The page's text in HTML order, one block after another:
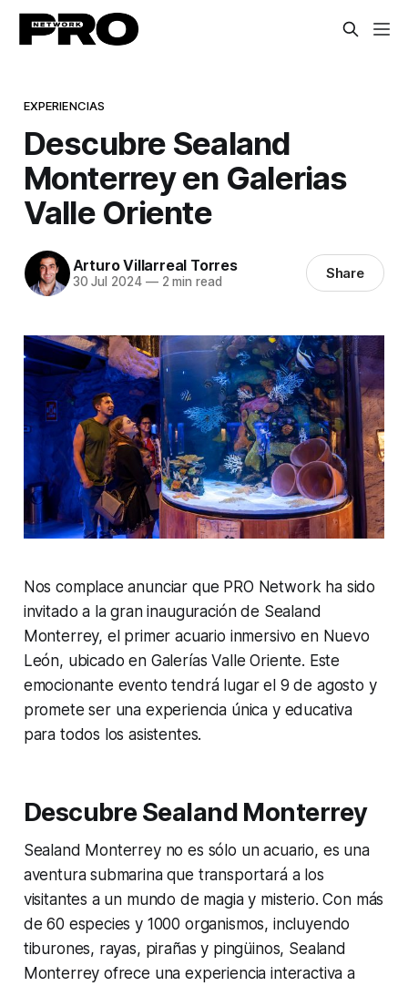
EXPERIENCIAS
Descubre Sealand
Monterrey en Galerias
Valle Oriente
Arturo Villarreal Torres
30 Jul 2024 —2 min read Share
Nos complace anunciar que PRO Network ha sido
invitado a la gran inauguración de Sealand
Monterrey, el primer acuario inmersivo en Nuevo
León, ubicado en Galerías Valle Oriente. Este
emocionante evento tendrá lugar el 9 de agosto y
promete ser una experiencia única y educativa
para todos los asistentes.
Descubre Sealand Monterrey
Sealand Monterrey no es sólo un acuario, es una
aventura submarina que transportará a los
visitantes a un mundo de magia y misterio. Con más
de 60 especies y 1000 organismos, incluyendo
tiburones, rayas, pirañas y pingüinos, Sealand
Monterrey ofrece una experiencia interactiva a